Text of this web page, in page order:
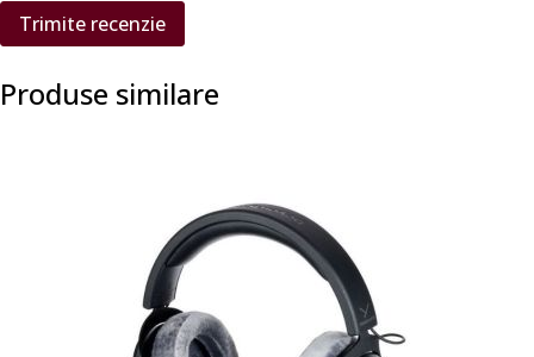
Trimite recenzie
Produse similare